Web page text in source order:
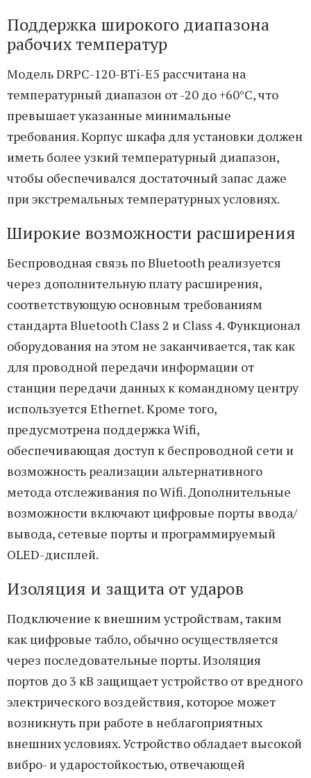
Поддержка широкого диапазона
рабочих температур
Модель DRPC-120-BTi-E5 рассчитана на
температурный диапазон от -20 до +60°C, что
превышает указанные минимальные
требования. Корпус шкафа для установки должен
иметь более узкий температурный диапазон,
чтобы обеспечивался достаточный запас даже
при экстремальных температурных условиях.
Широкие возможности расширения
Беспроводная связь по Bluetooth реализуется
через дополнительную плату расширения,
соответствующую основным требованиям
стандарта Bluetooth Class 2 и Class 4. Функционал
оборудования на этом не заканчивается, так как
для проводной передачи информации от
станции передачи данных к командному центру
используется Ethernet. Кроме того,
предусмотрена поддержка Wifi,
обеспечивающая доступ к беспроводной сети и
возможность реализации альтернативного
метода отслеживания по Wifi. Дополнительные
возможности включают цифровые порты ввода/
вывода, сетевые порты и программируемый
OLED-дисплей.
Изоляция и защита от ударов
Подключение к внешним устройствам, таким
как цифровые табло, обычно осуществляется
через последовательные порты. Изоляция
портов до 3 кВ защищает устройство от вредного
электрического воздействия, которое может
возникнуть при работе в неблагоприятных
внешних условиях. Устройство обладает высокой
вибро- и ударостойкостью, отвечающей